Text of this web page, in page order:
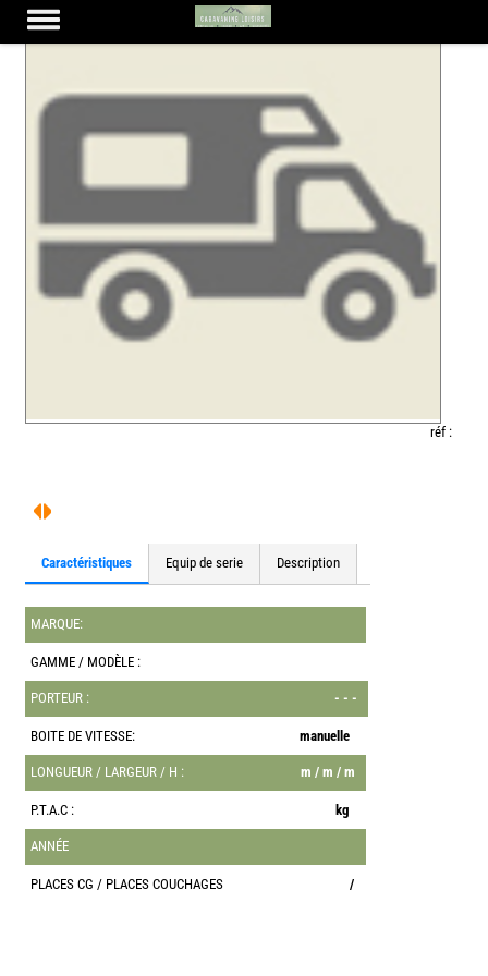
réf :
Caractéristiques Equip de serie Description
MARQUE:
GAMME / MODÈLE :
PORTEUR : - - -
BOITE DE VITESSE: manuelle
LONGUEUR / LARGEUR / H : m / m / m
P.T.A.C : kg
ANNÉE
PLACES CG / PLACES COUCHAGES /